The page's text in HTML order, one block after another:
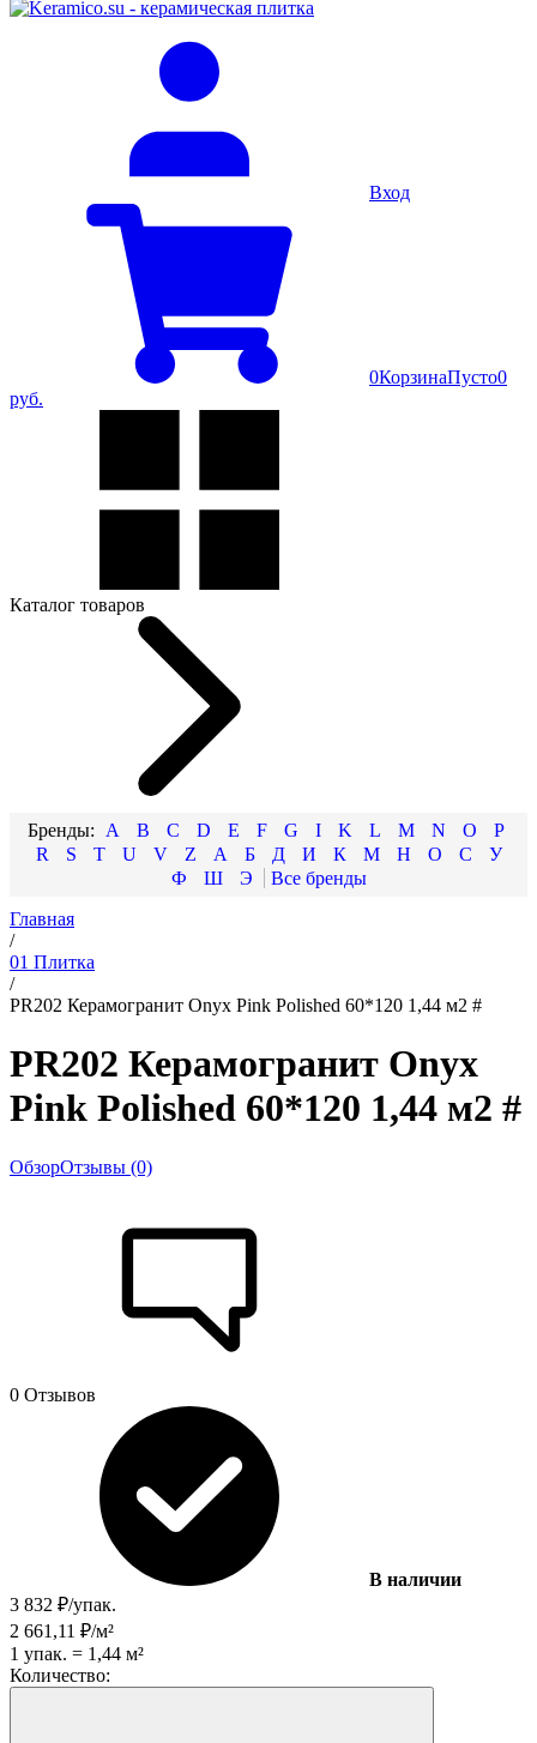
Вход
0КорзинаПусто0
руб.
Каталог товаров
A B C D E F G I K L M N O
P
R
S T U V Z А Б Д И К М Н О С
У
Ф
Ш
Э
Главная
/
01 Плитка
/
PR202 Керамогранит Onyx Pink Polished 60*120 1,44 м2 #
PR202 Керамогранит Onyx
Pink Polished 60*120 1,44 м2 #
ОбзорОтзывы (0)
0 Отзывов
В наличии
3 832 ₽/упак.
2 661,11 ₽/м²
1 упак. = 1,44 м²
Количество: